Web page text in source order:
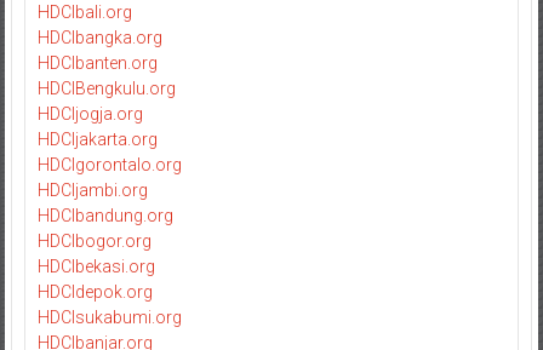
HDCIbali.org
HDCIbangka.org
HDCIbanten.org
HDCIBengkulu.org
HDCIjogja.org
HDCIjakarta.org
HDCIgorontalo.org
HDCIjambi.org
HDCIbandung.org
HDCIbogor.org
HDCIbekasi.org
HDCIdepok.org
HDCIsukabumi.org
HDCIbanjar.org